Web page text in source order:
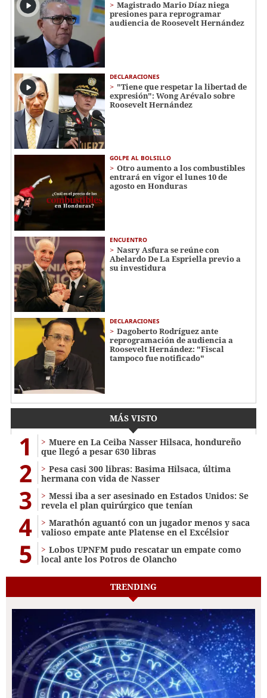
Magistrado Mario Díaz niega
presiones para reprogramar
audiencia de Roosevelt Hernández
DECLARACIONES
"Tiene que respetar la libertad de
expresión": Wong Arévalo sobre
Roosevelt Hernández
GOLPE AL BOLSILLO
Otro aumento a los combustibles
entrará en vigor el lunes 10 de
agosto en Honduras
ENCUENTRO
Nasry Asfura se reúne con
Abelardo De La Espriella previo a
su investidura
DECLARACIONES
Dagoberto Rodríguez ante
reprogramación de audiencia a
Roosevelt Hernández: "Fiscal
tampoco fue notificado"
MÁS VISTO
1
Muere en La Ceiba Nasser Hilsaca, hondureño
que llegó a pesar 630 libras
2
Pesa casi 300 libras: Basima Hilsaca, última
hermana con vida de Nasser
3
Messi iba a ser asesinado en Estados Unidos: Se
revela el plan quirúrgico que tenían
4
Marathón aguantó con un jugador menos y saca
valioso empate ante Platense en el Excélsior
5
Lobos UPNFM pudo rescatar un empate como
local ante los Potros de Olancho
TRENDING